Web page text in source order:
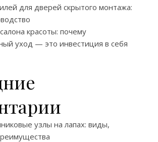
для дверей скрытого монтажа:
красоты: почему
уход — это инвестиция в себя
узлы на лапах: виды,